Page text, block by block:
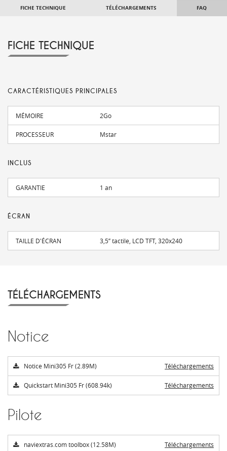
FICHE TECHNIQUE TÉLÉCHARGEMENTS FAQ
FICHE TECHNIQUE
CARACTÉRISTIQUES PRINCIPALES
MÉMOIRE 2Go
PROCESSEUR Mstar
INCLUS
GARANTIE 1 an
ÉCRAN
TAILLE D'ÉCRAN 3,5’’ tactile, LCD TFT, 320x240
TÉLÉCHARGEMENTS
Notice
Notice Mini305 Fr (2.89M) Téléchargements
Quickstart Mini305 Fr (608.94k) Téléchargements
Pilote
naviextras.com toolbox (12.58M) Téléchargements